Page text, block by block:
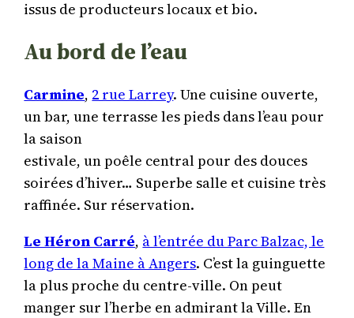
issus de producteurs locaux et bio.
Au bord de l’eau
Carmine, 2 rue Larrey. Une cuisine ouverte,
un bar, une terrasse les pieds dans l’eau pour
la saison
estivale, un poêle central pour des douces
soirées d’hiver… Superbe salle et cuisine très
raffinée. Sur réservation.
Le Héron Carré, à l’entrée du Parc Balzac, le
long de la Maine à Angers. C’est la guinguette
la plus proche du centre-ville. On peut
manger sur l’herbe en admirant la Ville. En